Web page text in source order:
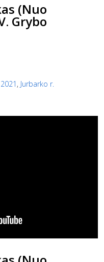
(Nuo
Grybo
2021 , Jurbarko r.